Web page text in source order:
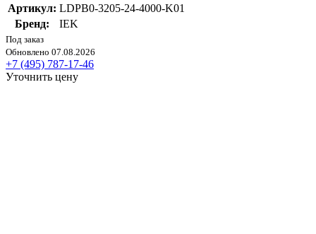
Артикул: LDPB0-3205-24-4000-K01
Бренд:
IEK
Под заказ
Обновлено 07.08.2026
+7 (495) 787-17-46
Уточнить цену